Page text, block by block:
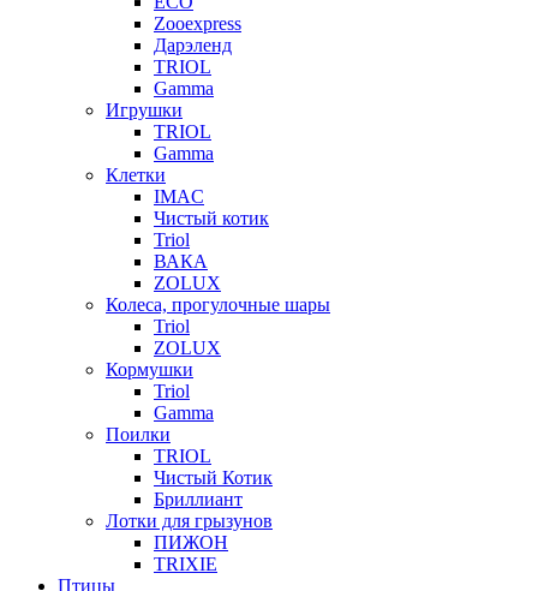
Zooexpress
Дарэленд
TRIOL
Gamma
Игрушки
TRIOL
Gamma
Клетки
IMAC
Чистый котик
Triol
ВАКА
ZOLUX
Колеса, прогулочные шары
Triol
ZOLUX
Кормушки
Triol
Gamma
Поилки
TRIOL
Чистый Котик
Бриллиант
Лотки для грызунов
ПИЖОН
TRIXIE
Птицы